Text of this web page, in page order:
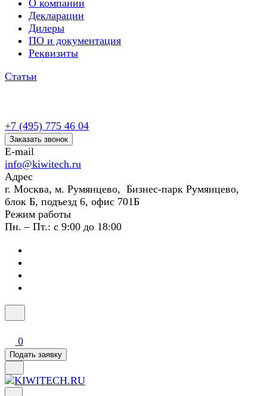
О компании
Декларации
Дилеры
ПО и документация
Реквизиты
Статьи
+7 (495) 775 46 04
Заказать звонок
E-mail
info@kiwitech.ru
Адрес
г. Москва, м. Румянцево, Бизнес-парк Румянцево,
блок Б, подъезд 6, офис 701Б
Режим работы
Пн. – Пт.: с 9:00 до 18:00
0
Подать заявку